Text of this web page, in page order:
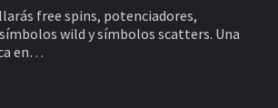
2025Gratuito
Online
free spins, potenciadores,
wild y símbolos scatters. Una
en…